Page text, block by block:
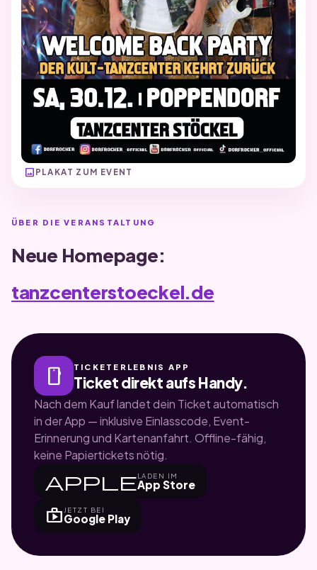
image PLAKAT ZUM EVENT
ÜBER DIE VERANSTALTUNG
Neue Homepage:
tanzcenterstoeckel.de
smartphone TICKETERLEBNIS APP
Ticket direkt aufs Handy.
Nach dem Kauf landet dein Ticket automatisch
in der App — inklusive Einlasscode, Event-
Erinnerung und Kartenanfahrt. Offline-fähig,
keine Papiertickets nötig.
appleLADEN IM
App Store
shopJETZT BEI
Google Play